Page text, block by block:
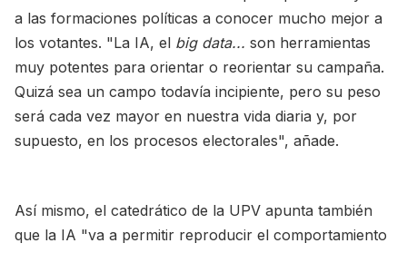
a las formaciones políticas a conocer mucho mejor a
los votantes. "La IA, el big data... son herramientas
muy potentes para orientar o reorientar su campaña.
Quizá sea un campo todavía incipiente, pero su peso
será cada vez mayor en nuestra vida diaria y, por
supuesto, en los procesos electorales", añade.
Así mismo, el catedrático de la UPV apunta también
que la IA "va a permitir reproducir el comportamiento